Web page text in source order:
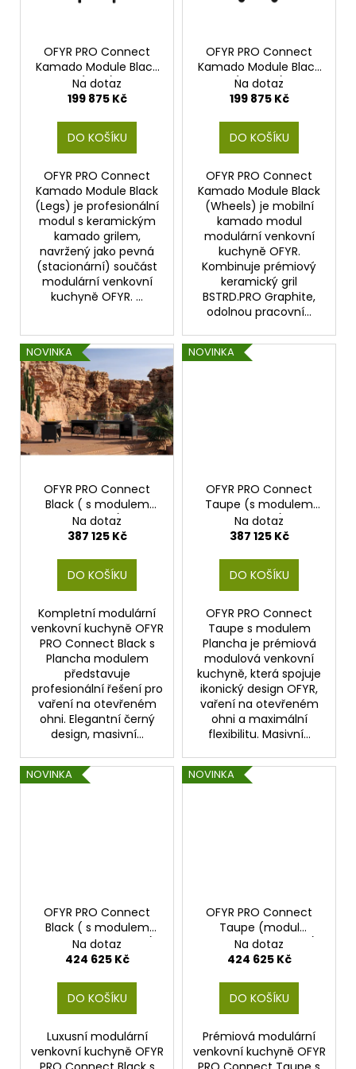
OFYR PRO Connect
Kamado Module Black
(Legs)
Na dotaz
199 875 Kč
DO KOŠÍKU
OFYR PRO Connect
Kamado Module Black
(Legs) je profesionální
modul s keramickým
kamado grilem,
navržený jako pevná
(stacionární) součást
modulární venkovní
kuchyně OFYR. ...
OFYR PRO Connect
Kamado Module Black
(Wheels)
Na dotaz
199 875 Kč
DO KOŠÍKU
OFYR PRO Connect
Kamado Module Black
(Wheels) je mobilní
kamado modul
modulární venkovní
kuchyně OFYR.
Kombinuje prémiový
keramický gril
BSTRD.PRO Graphite,
odolnou pracovní...
NOVINKA
OFYR PRO Connect
Black ( s modulem
Plancha)
Na dotaz
387 125 Kč
DO KOŠÍKU
Kompletní modulární
venkovní kuchyně OFYR
PRO Connect Black s
Plancha modulem
představuje
profesionální řešení pro
vaření na otevřeném
ohni. Elegantní černý
design, masivní...
NOVINKA
OFYR PRO Connect
Taupe (s modulem
Plancha)
Na dotaz
387 125 Kč
DO KOŠÍKU
OFYR PRO Connect
Taupe s modulem
Plancha je prémiová
modulová venkovní
kuchyně, která spojuje
ikonický design OFYR,
vaření na otevřeném
ohni a maximální
flexibilitu. Masivní...
NOVINKA
OFYR PRO Connect
Black ( s modulem
BSTRD.PRO Graphite)
Na dotaz
424 625 Kč
DO KOŠÍKU
Luxusní modulární
venkovní kuchyně OFYR
NOVINKA
OFYR PRO Connect
Taupe (modul
BSTRD.PRO Graphite)
Na dotaz
424 625 Kč
DO KOŠÍKU
Prémiová modulární
venkovní kuchyně OFYR
HLEDAT
u
č
u
e
m
e